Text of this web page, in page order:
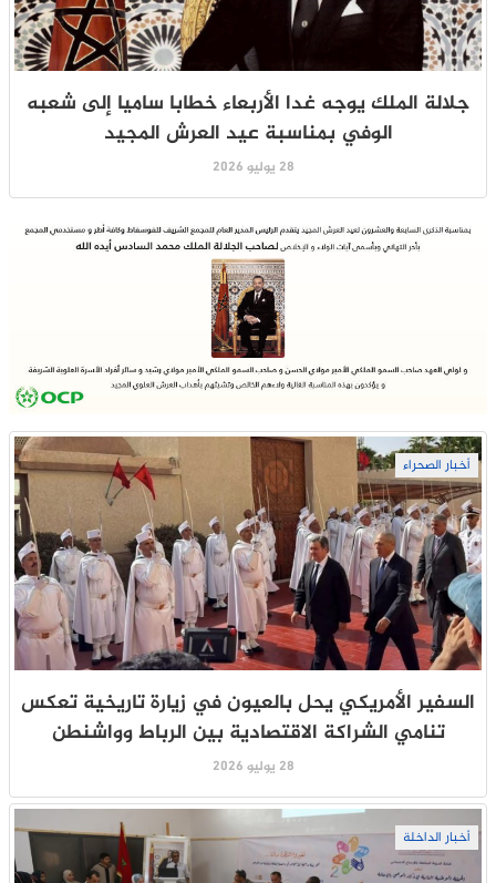
جلالة الملك يوجه غدا الأربعاء خطابا ساميا إلى شعبه
الوفي بمناسبة عيد العرش المجيد
28 يوليو 2026
أخبار الصحراء
السفير الأمريكي يحل بالعيون في زيارة تاريخية تعكس
تنامي الشراكة الاقتصادية بين الرباط وواشنطن
28 يوليو 2026
أخبار الداخلة